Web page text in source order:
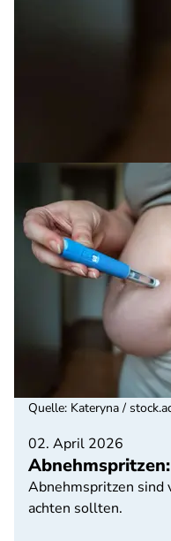
02. April 2026
Abnehmspritzen sind
achten sollten.
Quelle: Kateryna /